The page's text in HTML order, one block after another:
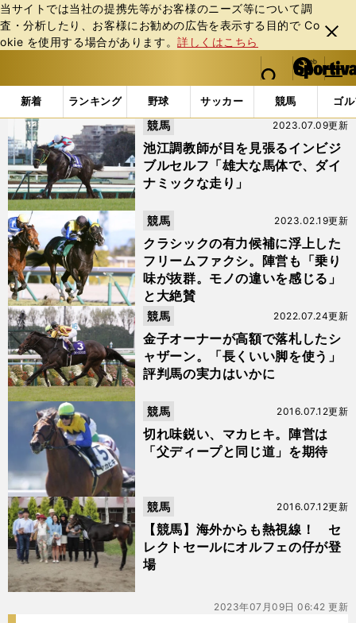
当サイトでは当社の提携先等がお客様のニーズ等について調
査・分析したり、お客様にお勧めの広告を表⽰する⽬的で Co
okie を使⽤する場合があります。詳しくはこちら
閉じ
る
web Sportiva (webスポルティーバ)
検索
マイペ
ー
ジ
メニュ
新着 ランキング 野球 サッカー 競馬 ゴ
b
ス
ポ
ル
テ
ィ
ー
バ
「#金子真人」の最新ニュース・ 情報
池江調教師が目を見張るインビジ
ブルセルフ「雄大な馬体で、ダイ
ナミックな走り」
2023.07.09更新
競馬
クラシックの有力候補に浮上した
フリームファクシ。陣営も「乗り
味が抜群。モノの違いを感じる」
と大絶賛
2023.02.19更新
競馬
金子オーナーが高額で落札したシ
ャザーン。「長くいい脚を使う」
評判馬の実力はいかに
2022.07.24更新
競馬
切れ味鋭い、マカヒキ。陣営は
「父ディープと同じ道」を期待
2016.07.12更新
競馬
【競馬】海外からも熱視線！ セ
レクトセールにオルフェの仔が登
場
2016.07.12更新
競馬
2023年07月09日 06:42 更新